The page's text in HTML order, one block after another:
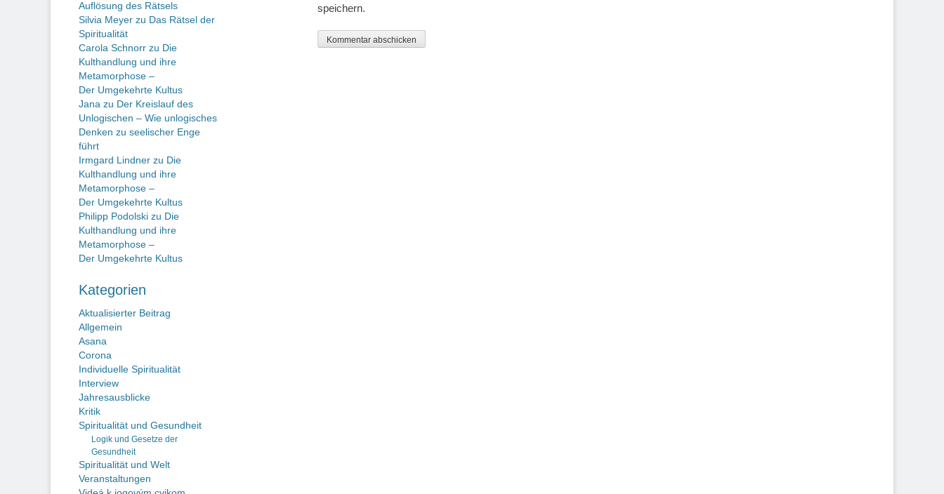
speichern.
Auflösung des Rätsels
Silvia Meyer zu Das Rätsel der
Spiritualität
Carola Schnorr zu Die
Kulthandlung und ihre
Metamorphose –
Der Umgekehrte Kultus
Jana zu Der Kreislauf des
Unlogischen – Wie unlogisches
Denken zu seelischer Enge
führt
Irmgard Lindner zu Die
Kulthandlung und ihre
Metamorphose –
Der Umgekehrte Kultus
Philipp Podolski zu Die
Kulthandlung und ihre
Metamorphose –
Der Umgekehrte Kultus
Kategorien
Aktualisierter Beitrag
Allgemein
Asana
Corona
Individuelle Spiritualität
Interview
Jahresausblicke
Kritik
Spiritualität und Gesundheit
Logik und Gesetze der
Gesundheit
Spiritualität und Welt
Veranstaltungen